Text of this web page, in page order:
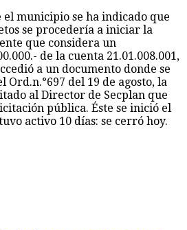
el municipio se ha indicado que
se procedería a iniciar la
que considera un
de la cuenta 21.01.008.001,
a un documento donde se
Ord.n.°697 del 19 de agosto, la
al Director de Secplan que
pública. Éste se inició el
activo 10 días: se cerró hoy.